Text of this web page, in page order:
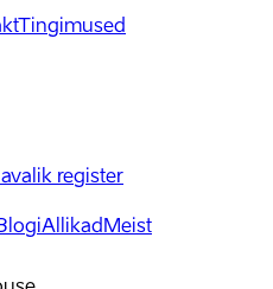
Tingimused
register
AllikadMeist